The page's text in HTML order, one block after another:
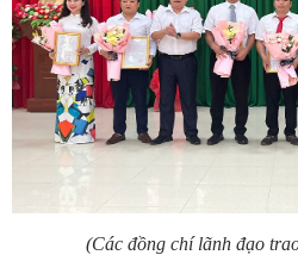
(Các đồng chí lãnh đạo